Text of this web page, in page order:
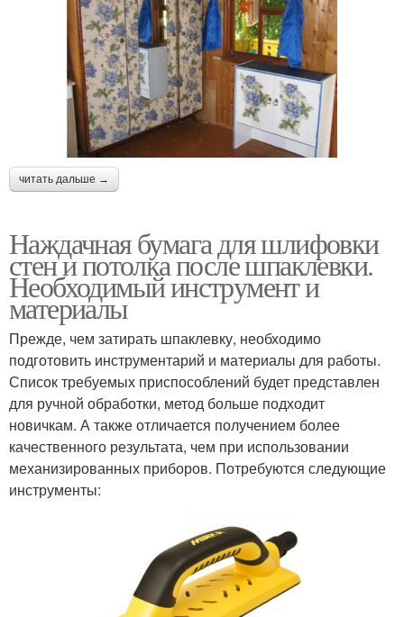
читать дальше →
Наждачная бумага для шлифовки
стен и потолка после шпаклевки.
Необходимый инструмент и
материалы
Прежде, чем затирать шпаклевку, необходимо
подготовить инструментарий и материалы для работы.
Список требуемых приспособлений будет представлен
для ручной обработки, метод больше подходит
новичкам. А также отличается получением более
качественного результата, чем при использовании
механизированных приборов. Потребуются следующие
инструменты: